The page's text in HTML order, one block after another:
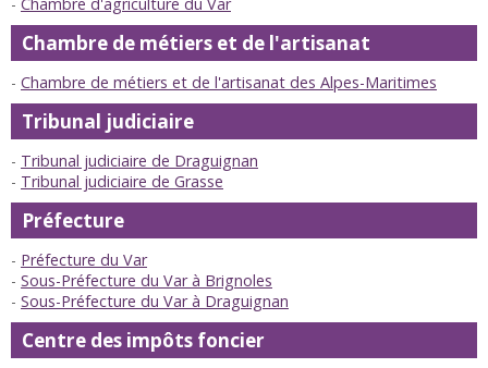
Chambre d'agriculture du Var
Chambre de métiers et de l'artisanat
Chambre de métiers et de l'artisanat des Alpes-Maritimes
Tribunal judiciaire
Tribunal judiciaire de Draguignan
Tribunal judiciaire de Grasse
Préfecture
Préfecture du Var
Sous-Préfecture du Var à Brignoles
Sous-Préfecture du Var à Draguignan
Centre des impôts foncier